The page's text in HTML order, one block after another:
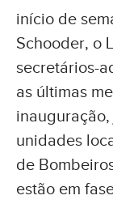
início de
Schooder, o
secretários-
as últimas
unidades
de
estão em